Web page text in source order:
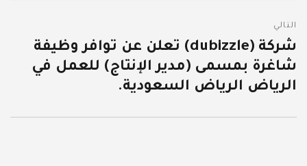
التالي
المقالة
التالية:
شركة (dubizzle) تعلن عن توافر وظيفة
شاغرة بمسمى (مدير الإنتاج) للعمل في
الرياض الرياض السعودية.